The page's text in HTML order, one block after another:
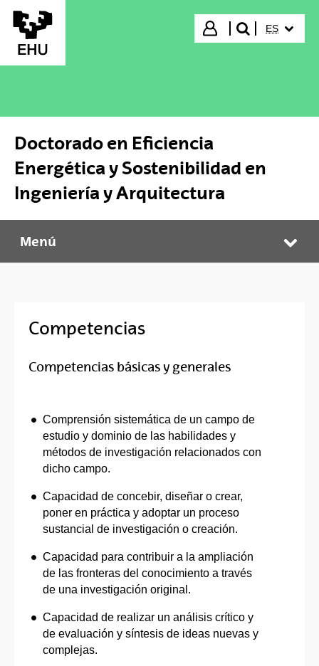
Saltar al contenido principal
Iniciar sesión
buscar"
ES
Doctorado en Eficiencia
Energética y Sostenibilidad en
Ingeniería y Arquitectura
Doctorado en Eficiencia Energética y Sostenibilidad en Ingeniería y Arquitectura
Menú
Competencias
Competencias básicas y generales
Comprensión sistemática de un campo de
estudio y dominio de las habilidades y
métodos de investigación relacionados con
dicho campo.
Capacidad de concebir, diseñar o crear,
poner en práctica y adoptar un proceso
sustancial de investigación o creación.
Capacidad para contribuir a la ampliación
de las fronteras del conocimiento a través
de una investigación original.
Capacidad de realizar un análisis crítico y
de evaluación y síntesis de ideas nuevas y
complejas.